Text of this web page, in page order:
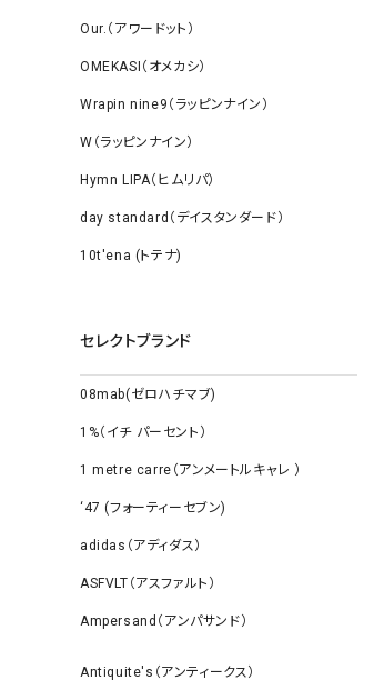
Our.（アワードット）
OMEKASI（オメカシ）
Wrapin nine9（ラッピンナイン）
W（ラッピンナイン）
Hymn LIPA（ヒムリパ）
day standard（デイスタンダード）
10t'ena (トテナ)
セレクトブランド
08mab(ゼロハチマブ)
1%（イチ パーセント）
1 metre carre（アンメートルキャレ ）
‘47 (フォーティーセブン)
adidas（アディダス）
ASFVLT（アスファルト）
Ampersand（アンパサンド）
Antiquite's（アンティークス）